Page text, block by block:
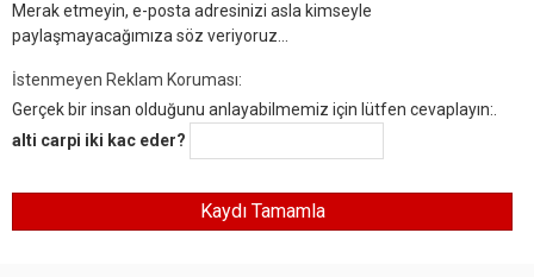
Merak etmeyin, e-posta adresinizi asla kimseyle
paylaşmayacağımıza söz veriyoruz...
İstenmeyen Reklam Koruması:
Gerçek bir insan olduğunu anlayabilmemiz için lütfen cevaplayın:.
alti carpi iki kac eder?